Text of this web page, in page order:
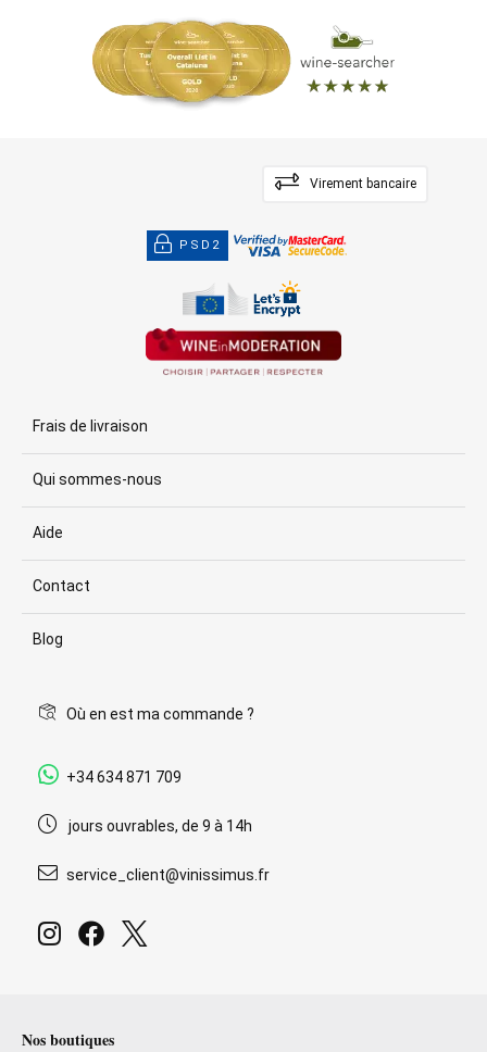
Virement bancaire
PSD2
Frais de livraison
Qui sommes-nous
Aide
Contact
Blog
Où en est ma commande ?
+34 634 871 709
jours ouvrables, de 9 à 14h
service_client@vinissimus.fr
Nos boutiques